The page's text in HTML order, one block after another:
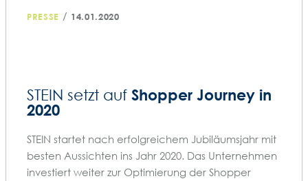
PRESSE / 14.01.2020
STEIN setzt auf Shopper Journey in
2020
STEIN startet nach erfolgreichem Jubiläumsjahr mit
besten Aussichten ins Jahr 2020. Das Unternehmen
investiert weiter zur Optimierung der Shopper